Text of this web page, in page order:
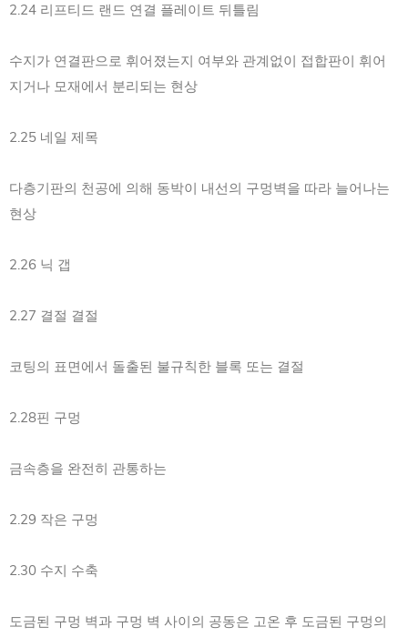
2.24 리프티드 랜드 연결 플레이트 뒤틀림
수지가 연결판으로 휘어졌는지 여부와 관계없이 접합판이 휘어
지거나 모재에서 분리되는 현상
2.25 네일 제목
다층기판의 천공에 의해 동박이 내선의 구멍벽을 따라 늘어나는
현상
2.26 닉 갭
2.27 결절 결절
코팅의 표면에서 돌출된 불규칙한 블록 또는 결절
2.28핀 구멍
금속층을 완전히 관통하는
2.29 작은 구멍
2.30 수지 수축
도금된 구멍 벽과 구멍 벽 사이의 공동은 고온 후 도금된 구멍의